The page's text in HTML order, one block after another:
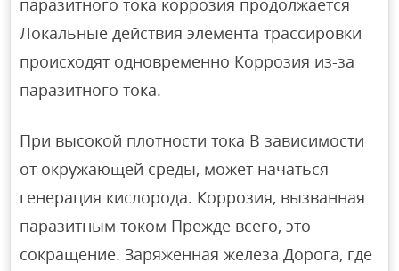
паразитного тока коррозия продолжается
Локальные действия элемента трассировки
происходят одновременно Коррозия из-за
паразитного тока.
При высокой плотности тока В зависимости
от окружающей среды, может начаться
генерация кислорода. Коррозия, вызванная
паразитным током Прежде всего, это
сокращение. Заряженная железа Дорога, где